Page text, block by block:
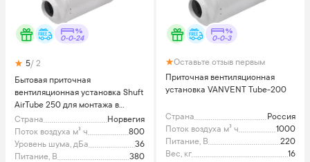
0-0-24
5/ 2
Бытовая приточная
вентиляционная установка Shuft
AirTube 250 для монтажа в
круглых воздуховодах
Страна
Норвегия
Поток воздуха м³ ч
800
Уровень шума, дБа
36
Питание, В
380
0-0-3
Оставьте отзыв первым
Приточная вентиляционная
установка VANVENT Tube-200
Страна
Россия
Поток воздуха м³ ч
1000
Питание, В
220
Вес, кг
16